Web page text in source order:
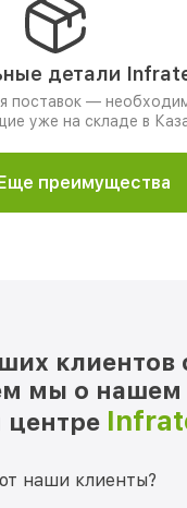
детали
поставок —
уже на складе в
преимущества
клиентов
мы о нашем
центре
наши клиенты?